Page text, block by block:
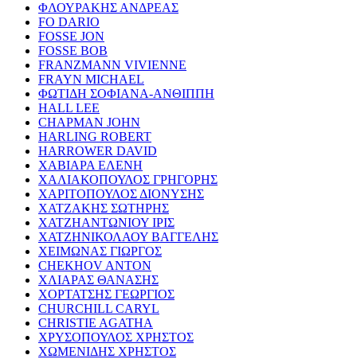
ΦΛΟΥΡΑΚΗΣ ΑΝΔΡΕΑΣ
FO DARIO
FOSSE JON
FOSSE BOB
FRANZMANN VIVIENNE
FRAYN MICHAEL
ΦΩΤΙΔΗ ΣΟΦΙΑΝΑ-ΑΝΘΙΠΠΗ
HALL LEE
CHAPMAN JOHN
HARLING ROBERT
HARROWER DAVID
ΧΑΒΙΑΡΑ ΕΛΕΝΗ
ΧΑΛΙΑΚΟΠΟΥΛΟΣ ΓΡΗΓΟΡΗΣ
ΧΑΡΙΤΟΠΟΥΛΟΣ ΔΙΟΝΥΣΗΣ
ΧΑΤΖΑΚΗΣ ΣΩΤΗΡΗΣ
ΧΑΤΖΗΑΝΤΩΝΙΟΥ ΙΡΙΣ
ΧΑΤΖΗΝΙΚΟΛΑΟΥ ΒΑΓΓΕΛΗΣ
ΧΕΙΜΩΝΑΣ ΓΙΩΡΓΟΣ
CHEKHOV ANTON
ΧΛΙΑΡΑΣ ΘΑΝΑΣΗΣ
ΧΟΡΤΑΤΣΗΣ ΓΕΩΡΓΙΟΣ
CHURCHILL CARYL
CHRISTIE AGATHA
ΧΡΥΣΟΠΟΥΛΟΣ ΧΡΗΣΤΟΣ
ΧΩΜΕΝΙΔΗΣ ΧΡΗΣΤΟΣ